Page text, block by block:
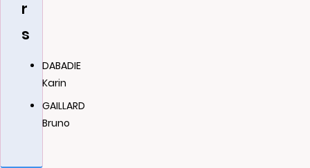
r
s
DABADIE
Karin
GAILLARD
Bruno